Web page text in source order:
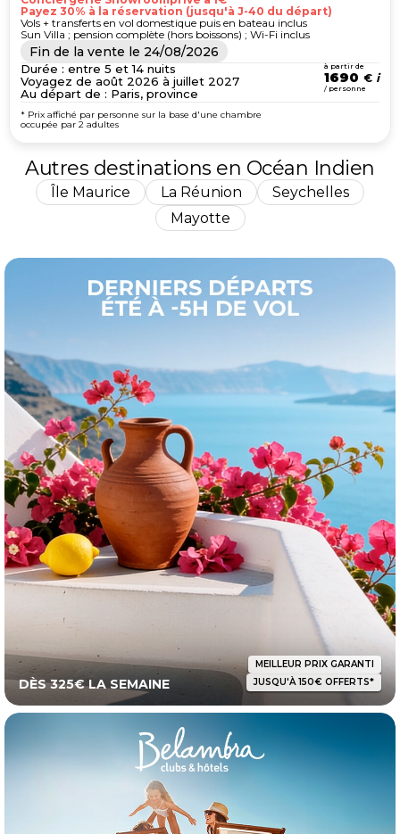
Payez 30% à la réservation (jusqu'à J-40 du départ)
Vols + transferts en vol domestique puis en bateau inclus
Sun Villa ; pension complète (hors boissons) ; Wi-Fi inclus
Fin de la vente le 24/08/2026
Durée : entre 5 et 14 nuits
Voyagez de août 2026 à juillet 2027
Au départ de : Paris, province
à partir de
1690 €
/ personne
* Prix affiché par personne sur la base d'une chambre
occupée par 2 adultes
Autres destinations en Océan Indien
Île Maurice La Réunion
Seychelles
Mayotte
DÈS 325€ LA SEMAINE
MEILLEUR PRIX GARANTI
JUSQU'À 150€ OFFERTS*